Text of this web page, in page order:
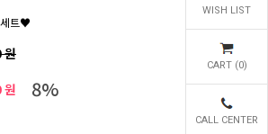
WISH LIST
CART (0)
CALL CENTER
세트♥
원
8%